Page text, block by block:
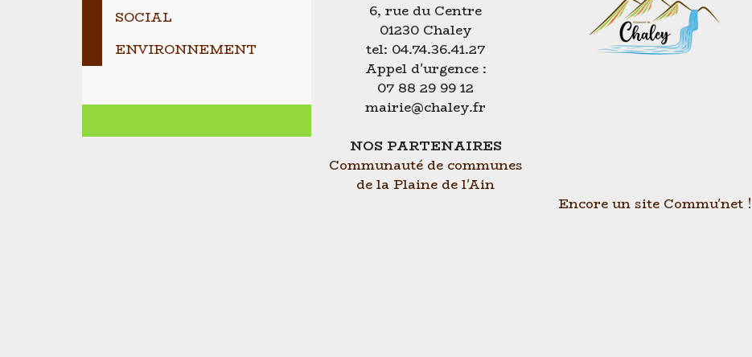
SOCIAL
ENVIRONNEMENT
6, rue du Centre
01230 Chaley
tel: 04.74.36.41.27
Appel d'urgence :
07 88 29 99 12
mairie@chaley.fr
NOS PARTENAIRES
Communauté de communes
de la Plaine de l'Ain
Encore un site Commu'net !